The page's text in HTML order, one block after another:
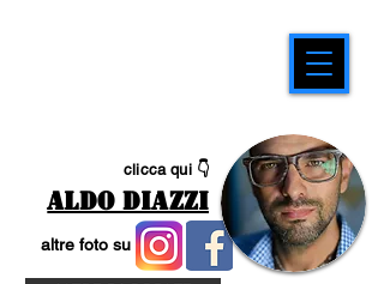
altre foto su
clicca qui 👇
ALDO DIAZZI